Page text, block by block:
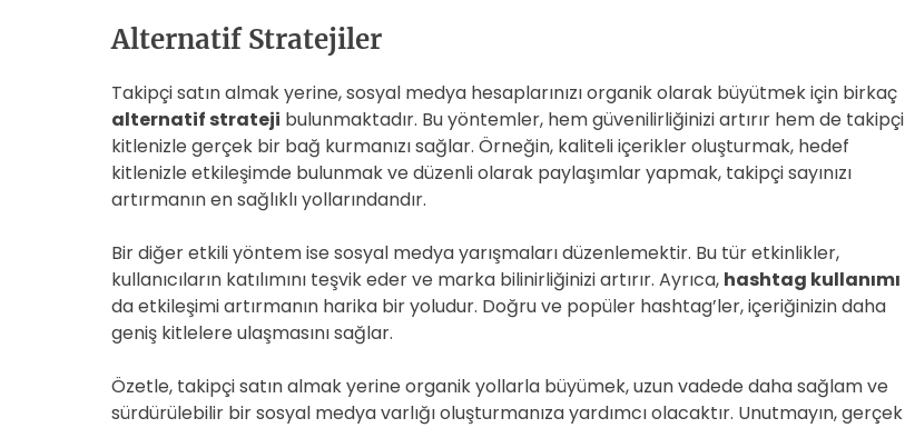
Alternatif Stratejiler
Takipçi satın almak yerine, sosyal medya hesaplarınızı organik olarak büyütmek için birkaç
alternatif strateji bulunmaktadır. Bu yöntemler, hem güvenilirliğinizi artırır hem de takipçi
kitlenizle gerçek bir bağ kurmanızı sağlar. Örneğin, kaliteli içerikler oluşturmak, hedef
kitlenizle etkileşimde bulunmak ve düzenli olarak paylaşımlar yapmak, takipçi sayınızı
artırmanın en sağlıklı yollarındandır.
Bir diğer etkili yöntem ise sosyal medya yarışmaları düzenlemektir. Bu tür etkinlikler,
kullanıcıların katılımını teşvik eder ve marka bilinirliğinizi artırır. Ayrıca, hashtag kullanımı
da etkileşimi artırmanın harika bir yoludur. Doğru ve popüler hashtag’ler, içeriğinizin daha
geniş kitlelere ulaşmasını sağlar.
Özetle, takipçi satın almak yerine organik yollarla büyümek, uzun vadede daha sağlam ve
sürdürülebilir bir sosyal medya varlığı oluşturmanıza yardımcı olacaktır. Unutmayın, gerçek